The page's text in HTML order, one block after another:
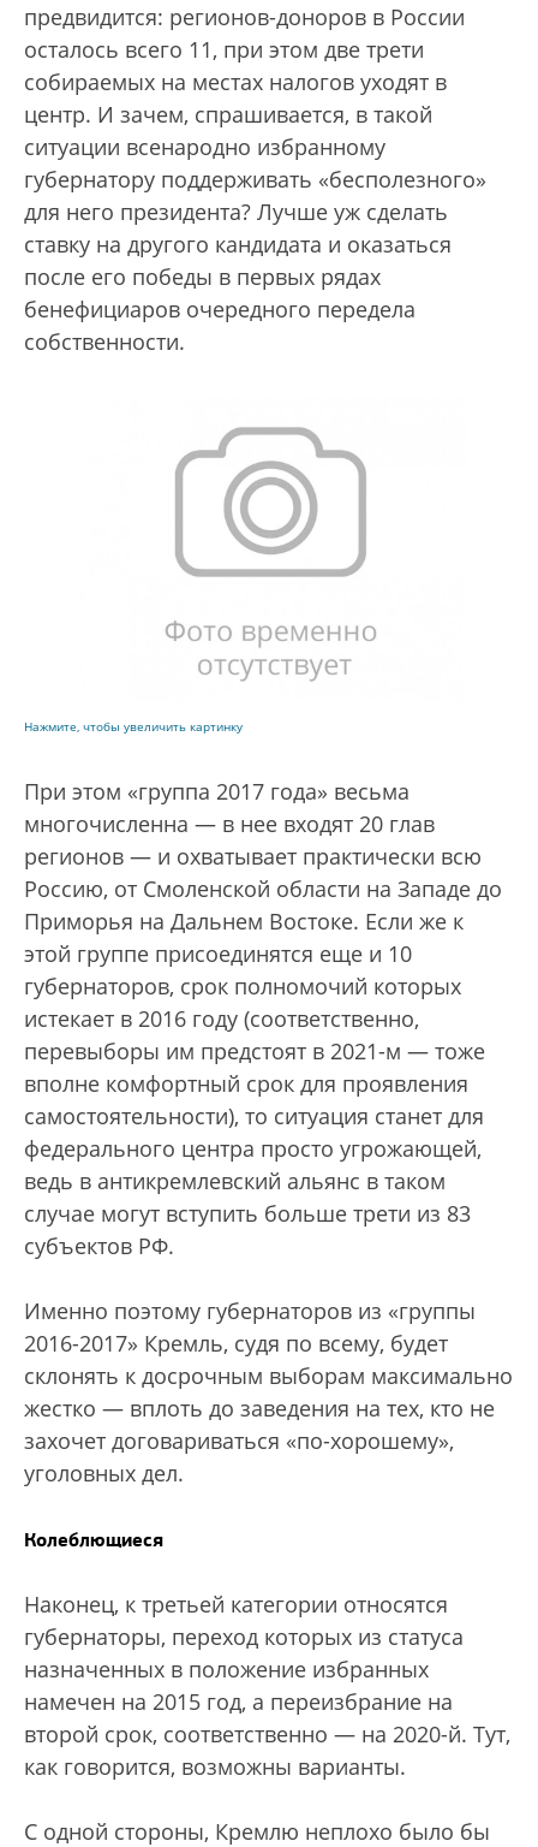
предвидится: регионов-доноров в России
осталось всего 11, при этом две трети
собираемых на местах налогов уходят в
центр. И зачем, спрашивается, в такой
ситуации всенародно избранному
губернатору поддерживать «бесполезного»
для него президента? Лучше уж сделать
ставку на другого кандидата и оказаться
после его победы в первых рядах
бенефициаров очередного передела
собственности.
Нажмите, чтобы увеличить картинку
При этом «группа 2017 года» весьма
многочисленна — в нее входят 20 глав
регионов — и охватывает практически всю
Россию, от Смоленской области на Западе до
Приморья на Дальнем Востоке. Если же к
этой группе присоединятся еще и 10
губернаторов, срок полномочий которых
истекает в 2016 году (соответственно,
перевыборы им предстоят в 2021-м — тоже
вполне комфортный срок для проявления
самостоятельности), то ситуация станет для
федерального центра просто угрожающей,
ведь в антикремлевский альянс в таком
случае могут вступить больше трети из 83
субъектов РФ.
Именно поэтому губернаторов из «группы
2016-2017» Кремль, судя по всему, будет
склонять к досрочным выборам максимально
жестко — вплоть до заведения на тех, кто не
захочет договариваться «по-хорошему»,
уголовных дел.
Колеблющиеся
Наконец, к третьей категории относятся
губернаторы, переход которых из статуса
назначенных в положение избранных
намечен на 2015 год, а переизбрание на
второй срок, соответственно — на 2020-й. Тут,
как говорится, возможны варианты.
С одной стороны, Кремлю неплохо было бы